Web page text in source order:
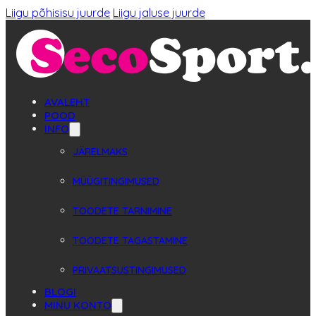
Liigu põhisisu juurde Liigu jaluse juurde
AVALEHT
POOD
INFO
JÄRELMAKS
MÜÜGITINGIMUSED
TOODETE TARNIMINE
TOODETE TAGASTAMINE
PRIVAATSUSTINGIMUSED
BLOGI
MINU KONTO